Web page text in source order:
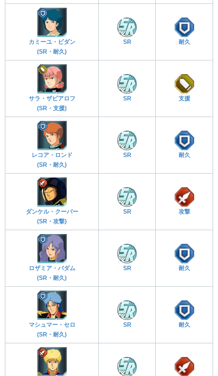
カミーユ・ビダン
(SR・耐久)
SR 耐久
サラ・ザビアロフ
(SR・支援)
SR 支援
レコア・ロンド
(SR・耐久)
SR 耐久
ダンケル・クーパー
(SR・攻撃)
SR 攻撃
ロザミア・バダム
(SR・耐久)
SR 耐久
マシュマー・セロ
(SR・耐久)
SR 耐久